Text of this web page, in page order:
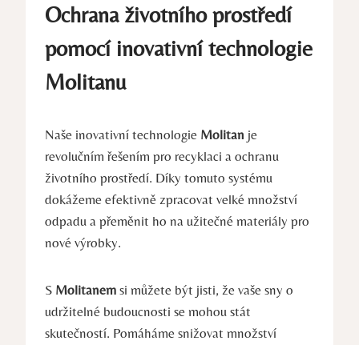
Ochrana životního prostředí
pomocí inovativní technologie
Molitanu
Naše inovativní technologie Molitan je
revolučním řešením pro recyklaci a ochranu
životního prostředí. Díky tomuto systému
dokážeme efektivně zpracovat velké množství
odpadu a přeměnit ho na užitečné materiály pro
nové výrobky.
S Molitanem si můžete být jisti, že vaše sny o
udržitelné budoucnosti se mohou stát
skutečností. Pomáháme snižovat množství